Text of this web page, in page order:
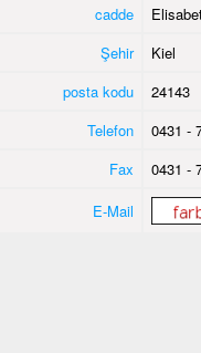
cadde
Şehir
Kiel
posta kodu
24143
Telefon
0431 -
Fax
0431 -
E-Mail